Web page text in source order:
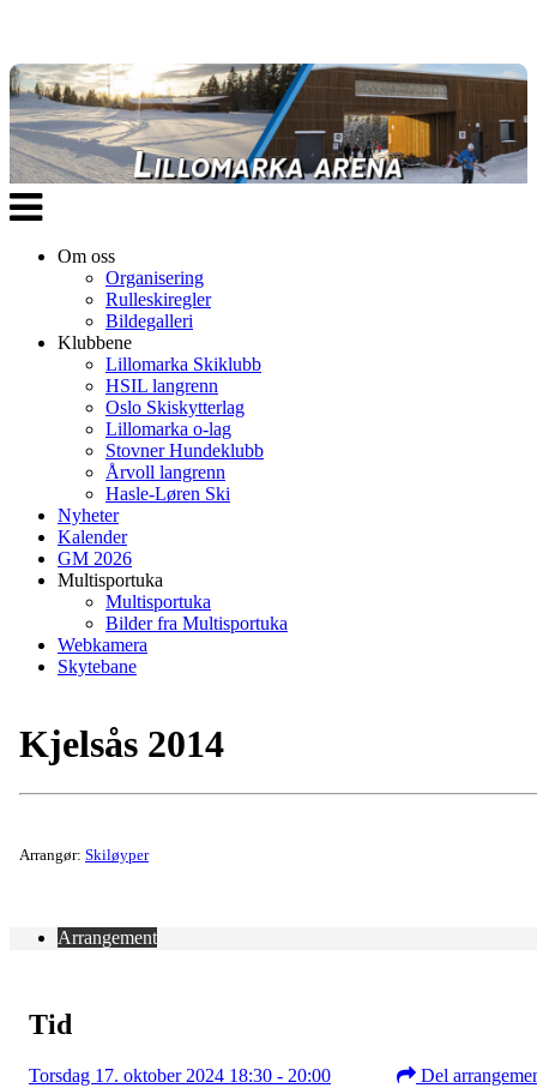
Veksle
navigasjon
Om oss
Organisering
Rulleskiregler
Bildegalleri
Klubbene
Lillomarka Skiklubb
HSIL langrenn
Oslo Skiskytterlag
Lillomarka o-lag
Stovner Hundeklubb
Årvoll langrenn
Hasle-Løren Ski
Nyheter
Kalender
GM 2026
Multisportuka
Multisportuka
Bilder fra Multisportuka
Webkamera
Skytebane
Kjelsås 2014
Arrangør: Skiløyper
Arrangement
Tid
Torsdag 17. oktober 2024 18:30 - 20:00 Del